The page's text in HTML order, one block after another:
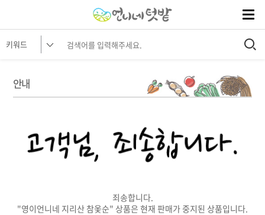
안내
죄송합니다.
"영이언니네 지리산 참옻순" 상품은 현재 판매가 중지된 상품입니다.